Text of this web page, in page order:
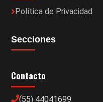
Política de Privacidad
Secciones
Contacto
(55) 44041699